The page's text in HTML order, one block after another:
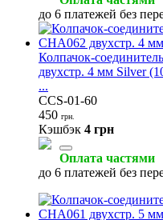
до 6 платежей без
Колпачок-
двухстр. 4 мм Silver
...
CCS-01-60
450 грн.
Кэшбэк 4 грн
Оплата частями
до 6 платежей без